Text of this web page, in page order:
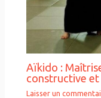
Aïkido :
constructive
Laisser un